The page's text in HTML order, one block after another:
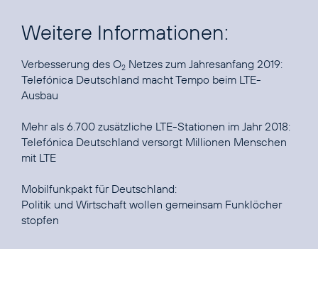
Weitere Informationen:
Verbesserung des O2
Telefónica Deutschland macht Tempo beim LTE-
Ausbau
Telefónica Deutschland versorgt Millionen Menschen
mit LTE
Politik und Wirtschaft wollen gemeinsam Funklöcher
stopfen